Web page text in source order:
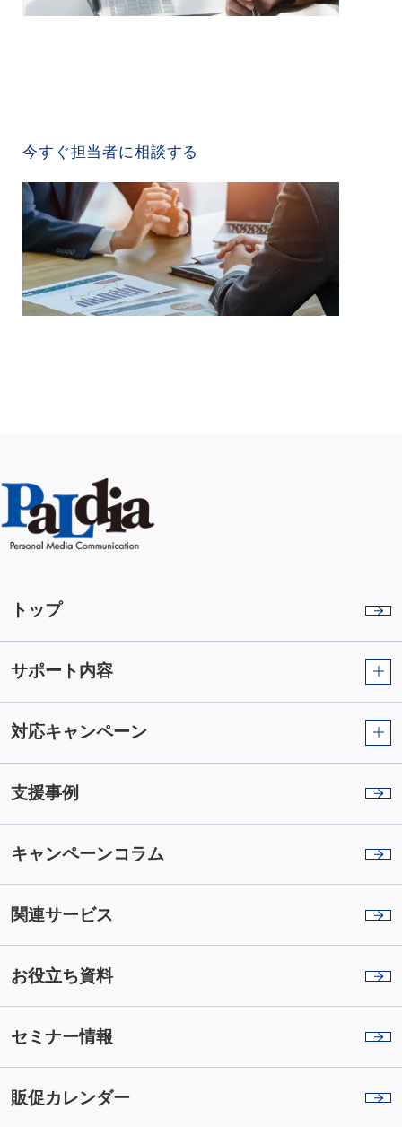
今すぐ担当者に相談する
トップ
サポート内容
対応キャンペーン
支援事例
キャンペーンコラム
関連サービス
お役立ち資料
セミナー情報
販促カレンダー